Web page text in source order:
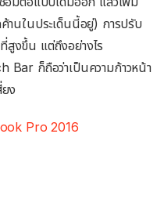
านในประเด็นนี้อยู่) การปรับ
งขึ้น แต่ถึงอย่างไร
ก็ถือว่าเป็นความก้าวหน้า
ง
Pro 2016